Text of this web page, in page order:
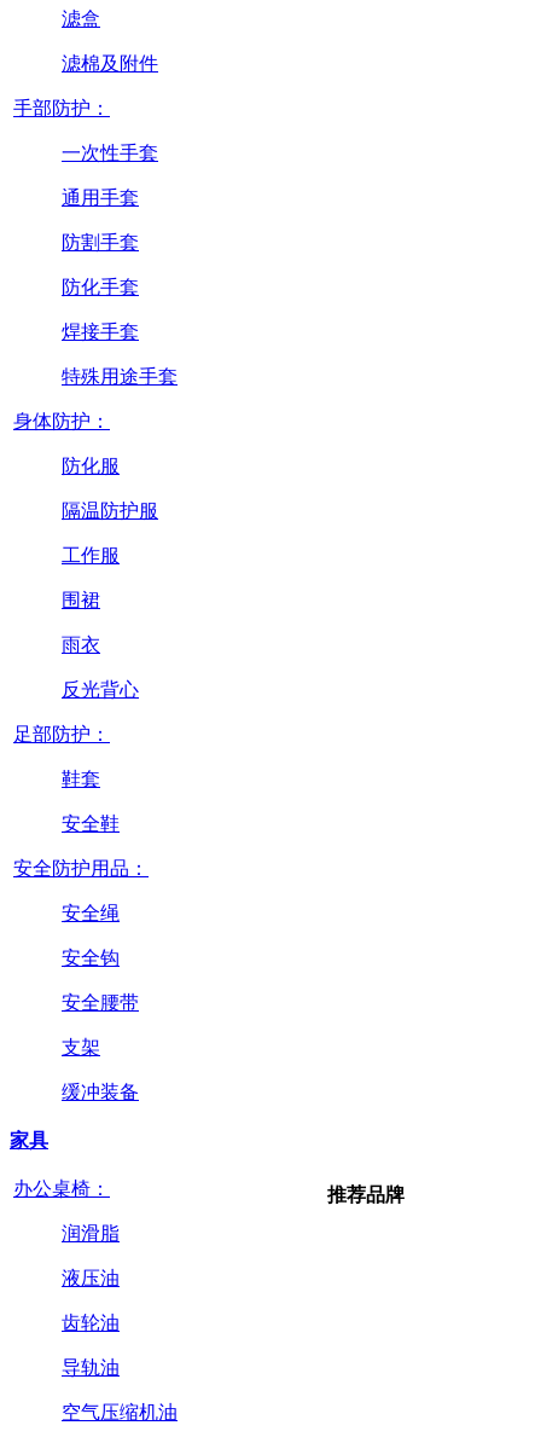
滤盒
滤棉及附件
手部防护：
一次性手套
通用手套
防割手套
防化手套
焊接手套
特殊用途手套
身体防护：
防化服
隔温防护服
工作服
围裙
雨衣
反光背心
足部防护：
鞋套
安全鞋
安全防护用品：
安全绳
安全钩
安全腰带
支架
缓冲装备
家具
办公桌椅：
润滑脂
液压油
齿轮油
导轨油
空气压缩机油
推荐品牌